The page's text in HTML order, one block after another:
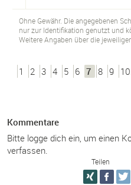
Ohne Gewähr. Die angegebenen
nur zur Identifikation genutzt und
Weitere Angaben über die
1 2 3 4 5 6 7 8 9
Kommentare
Bitte logge dich ein, um einen
verfassen.
Teilen